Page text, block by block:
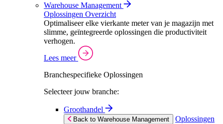
Warehouse Management
Oplossingen Overzicht
Optimaliseer elke vierkante meter van je magazijn met
slimme, geïntegreerde oplossingen die productiviteit
verhogen.
Lees meer
Branchespecifieke Oplossingen
Selecteer jouw branche:
Groothandel
Back to Warehouse Management
Oplossingen